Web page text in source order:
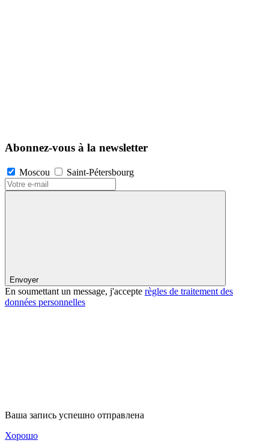
Abonnez-vous à la newsletter
Moscou Saint-Pétersbourg
Envoyer
En soumettant un message, j'accepte règles de traitement des
données personnelles
Ваша запись успешно отправлена
Хорошо